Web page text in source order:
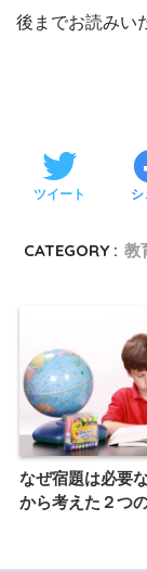
後までお読みい
ツイート シ
CATEGORY : 教
なぜ宿題は必要
から考えた２つ